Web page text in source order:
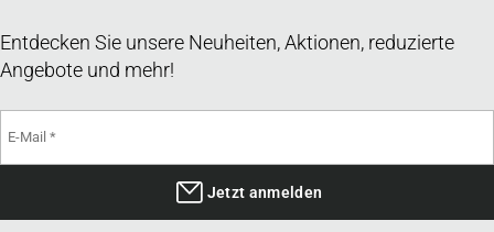
Entdecken Sie unsere Neuheiten, Aktionen, reduzierte
Angebote und mehr!
Jetzt anmelden